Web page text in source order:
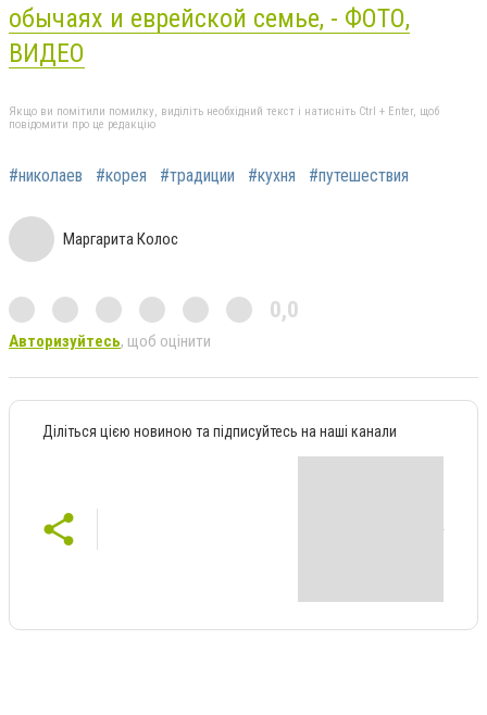
обычаях и еврейской семье, - ФОТО,
ВИДЕО
Якщо ви помітили помилку, виділіть необхідний текст і натисніть Ctrl + Enter, щоб
повідомити про це редакцію
#николаев #корея #традиции #кухня #путешествия
Маргарита Колос
0,0
Авторизуйтесь, щоб оцінити
Діліться цією новиною та підписуйтесь на наші канали